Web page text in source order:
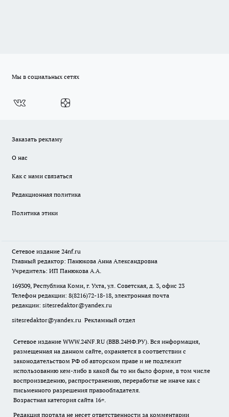
Мы в социальных сетях
Заказать рекламу
О нас
Как с нами связаться
Редакционная политика
Политика этики
Сетевое издание 24nf.ru
Главный редактор: Панюкова Анна Александровна
Учредитель: ИП Панюкова А.А.
169309, Республика Коми, г. Ухта, ул. Советская, д. 3, офис 23
Телефон редакции: 8(8216)72-18-18, электронная почта
редакции: sitesredaktor@yandex.ru
sitesredaktor@yandex.ru Рекламный отдел
Сетевое издание WWW.24NF.RU (ВВВ.24НФ.РУ). Вся информация,
размещенная на данном сайте, охраняется в соответствии с
законодательством РФ об авторском праве и не подлежит
использованию кем-либо в какой бы то ни было форме, в том числе
воспроизведению, распространению, переработке не иначе как с
письменного разрешения правообладателя.
Возрастная категория сайта 16+.
Редакция портала не несет ответственности за комментарии